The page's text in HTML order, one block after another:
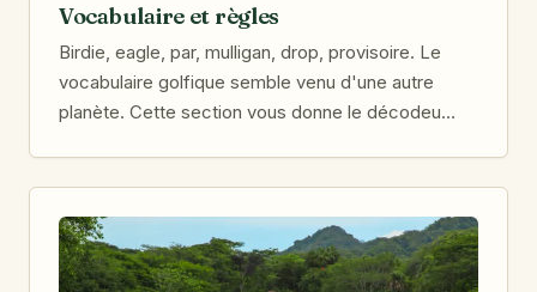
Vocabulaire et règles
Birdie, eagle, par, mulligan, drop, provisoire. Le
vocabulaire golfique semble venu d'une autre
planète. Cette section vous donne le décodeu…